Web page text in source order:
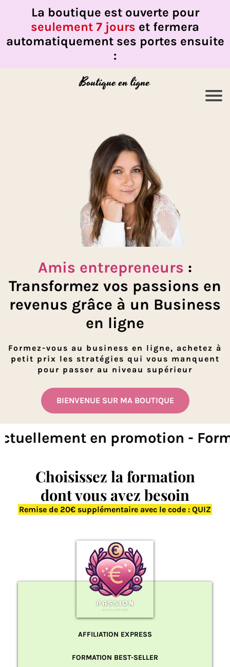
La boutique est ouverte pour
seulement 7 jours et fermera
automatiquement ses portes ensuite
:
Boutique en ligne
Amis entrepreneurs :
Transformez vos passions en
revenus grâce à un Business
en ligne
Formez-vous au business en ligne, achetez à
petit prix les stratégies qui vous manquent
pour passer au niveau supérieur
BIENVENUE SUR MA BOUTIQUE
promotion - Formations
Choisissez la formation
dont vous avez besoin
Remise de 20€ supplémentaire avec le code : QUIZ
AFFILIATION EXPRESS
FORMATION BEST-SELLER